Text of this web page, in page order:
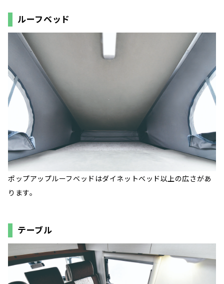
ルーフベッド
ポップアップルーフベッドはダイネットベッド以上の広さがあ
ります。
テーブル